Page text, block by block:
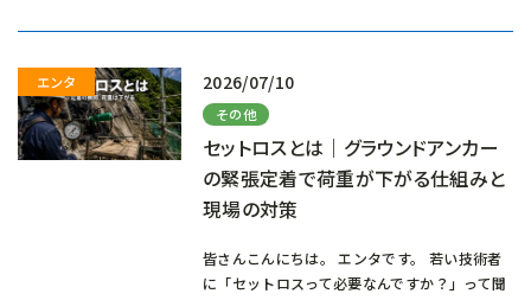
2026/07/10
その他
セットロスとは｜グラウンドアンカー
の緊張定着で荷重が下がる仕組みと
現場の対策
皆さんこんにちは。 エンタです。 若い技術者
に「セットロスって必要なんですか？」って聞